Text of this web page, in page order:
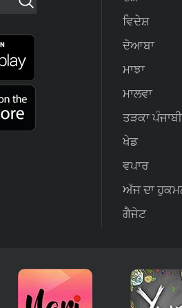
ਵਿਦੇਸ਼
ਦੋਆਬਾ
ਮਾਝਾ
ਮਾਲਵਾ
ਤੜਕਾ ਪੰਜਾਬੀ
ਖੇਡ
ਵਪਾਰ
ਅੱਜ ਦਾ
ਗੈਜੇਟ